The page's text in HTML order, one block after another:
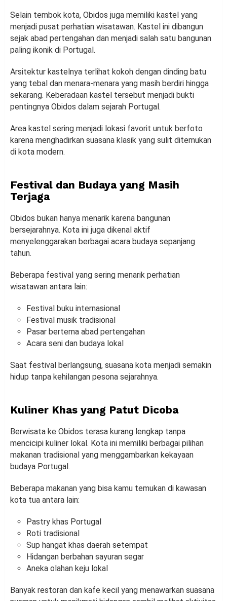
Selain tembok kota, Obidos juga memiliki kastel yang
menjadi pusat perhatian wisatawan. Kastel ini dibangun
sejak abad pertengahan dan menjadi salah satu bangunan
paling ikonik di Portugal.
Arsitektur kastelnya terlihat kokoh dengan dinding batu
yang tebal dan menara-menara yang masih berdiri hingga
sekarang. Keberadaan kastel tersebut menjadi bukti
pentingnya Obidos dalam sejarah Portugal.
Area kastel sering menjadi lokasi favorit untuk berfoto
karena menghadirkan suasana klasik yang sulit ditemukan
di kota modern.
Festival dan Budaya yang Masih
Terjaga
Obidos bukan hanya menarik karena bangunan
bersejarahnya. Kota ini juga dikenal aktif
menyelenggarakan berbagai acara budaya sepanjang
tahun.
Beberapa festival yang sering menarik perhatian
wisatawan antara lain:
Festival buku internasional
Festival musik tradisional
Pasar bertema abad pertengahan
Acara seni dan budaya lokal
Saat festival berlangsung, suasana kota menjadi semakin
hidup tanpa kehilangan pesona sejarahnya.
Kuliner Khas yang Patut Dicoba
Berwisata ke Obidos terasa kurang lengkap tanpa
mencicipi kuliner lokal. Kota ini memiliki berbagai pilihan
makanan tradisional yang menggambarkan kekayaan
budaya Portugal.
Beberapa makanan yang bisa kamu temukan di kawasan
kota tua antara lain:
Pastry khas Portugal
Roti tradisional
Sup hangat khas daerah setempat
Hidangan berbahan sayuran segar
Aneka olahan keju lokal
Banyak restoran dan kafe kecil yang menawarkan suasana